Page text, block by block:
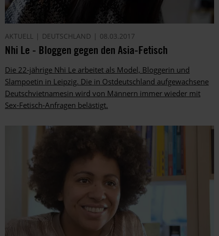
AKTUELL DEUTSCHLAND 08.03.2017
Nhi Le - Bloggen gegen den Asia-Fetisch
Die 22-jährige Nhi Le arbeitet als Model, Bloggerin und
Slampoetin in Leipzig. Die in Ostdeutschland aufgewachsene
Deutschvietnamesin wird von Männern immer wieder mit
Sex-Fetisch-Anfragen belästigt.